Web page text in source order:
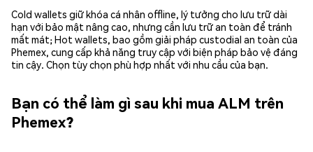
Cold wallets giữ khóa cá nhân offline, lý tưởng cho lưu trữ dài
hạn với bảo mật nâng cao, nhưng cần lưu trữ an toàn để tránh
mất mát; Hot wallets, bao gồm giải pháp custodial an toàn của
Phemex, cung cấp khả năng truy cập với biện pháp bảo vệ đáng
tin cậy. Chọn tùy chọn phù hợp nhất với nhu cầu của bạn.
Bạn có thể làm gì sau khi mua ALM trên
Phemex?